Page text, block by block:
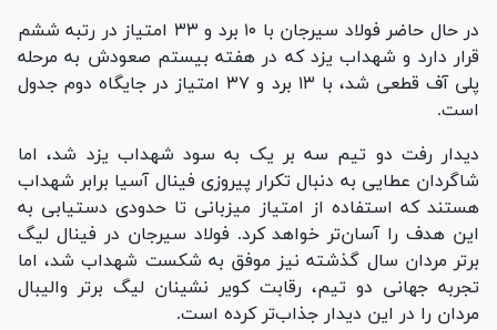
در حال حاضر فولاد سیرجان با ۱۰ برد و ۳۳ امتیاز در رتبه ششم
قرار دارد و شهداب یزد که در هفته بیستم صعودش به مرحله
پلی آف قطعی شد، با ۱۳ برد و ۳۷ امتیاز در جایگاه دوم جدول
است.
دیدار رفت دو تیم سه بر یک به سود شهداب یزد شد، اما
شاگردان عطایی به دنبال تکرار پیروزی فینال آسیا برابر شهداب
هستند که استفاده از امتیاز میزبانی تا حدودی دستیابی به
این هدف را آسان‌تر خواهد کرد. فولاد سیرجان در فینال لیگ
برتر مردان سال گذشته نیز موفق به شکست شهداب شد، اما
تجربه جهانی دو تیم، رقابت کویر نشینان لیگ برتر والیبال
مردان را در این دیدار جذاب‌تر کرده است.